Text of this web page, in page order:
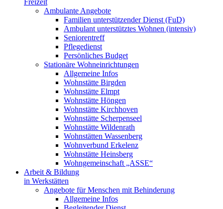
Freizeit
Ambulante Angebote
Familien unterstützender Dienst (FuD)
Ambulant unterstütztes Wohnen (intensiv)
Seniorentreff
Pflegedienst
Persönliches Budget
Stationäre Wohneinrichtungen
Allgemeine Infos
Wohnstätte Birgden
Wohnstätte Elmpt
Wohnstätte Höngen
Wohnstätte Kirchhoven
Wohnstätte Scherpenseel
Wohnstätte Wildenrath
Wohnstätten Wassenberg
Wohnverbund Erkelenz
Wohnstätte Heinsberg
Wohngemeinschaft „ASSE“
Arbeit & Bildung
in Werkstätten
Angebote für Menschen mit Behinderung
Allgemeine Infos